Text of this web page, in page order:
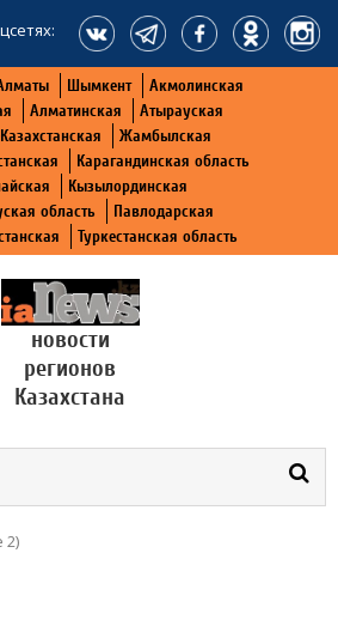
Шымкент
Акмолинская
Алматинская
Атырауская
Жамбылская
Карагандинская область
Кызылординская
область
Павлодарская
Туркестанская область
новости
регионов
Казахстана
2)